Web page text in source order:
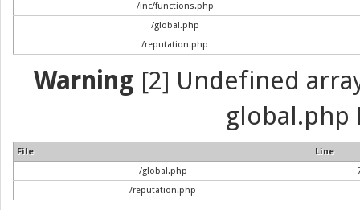
/inc/functions.php
/global.php
/reputation.php
Warning [2] Undefined
global.php
File
Line
/global.php
/reputation.php